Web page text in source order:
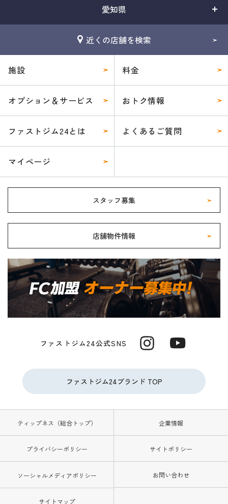
愛知県
近くの店舗を検索
施設 料金
オプション＆サービス おトク情報
ファストジム24とは よくあるご質問
マイページ
スタッフ募集
店舗物件情報
ファストジム24公式SNS
ファストジム24ブランド TOP
ティップネス（総合トップ） 企業情報
プライバシーポリシー サイトポリシー
ソーシャルメディアポリシー お問い合わせ
サイトマップ